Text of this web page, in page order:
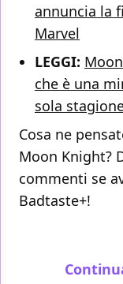
annuncia la
Marvel
LEGGI:
che è una
sola
Cosa ne
Moon Knight?
commenti se
Badtaste+!